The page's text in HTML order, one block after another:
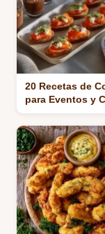
20 Recetas de
para Eventos y